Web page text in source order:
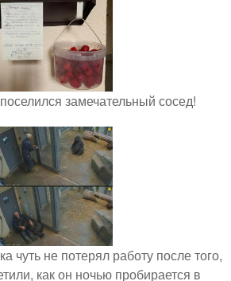
замечательный сосед!
чуть не потерял работу после того,
как он ночью пробирается в